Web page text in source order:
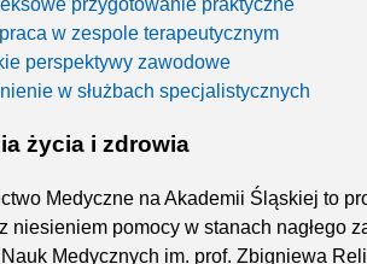
w zespole terapeutycznym
perspektywy zawodowe
w służbach specjalistycznych
życia i zdrowia
Medyczne na Akademii Śląskiej to
niesieniem pomocy w stanach nagłego
Nauk Medycznych im. prof. Zbigniewa